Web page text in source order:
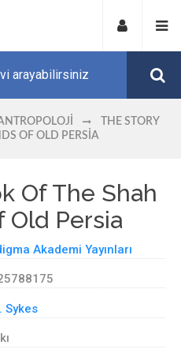
THE STORY
OF OLD PERSIA
Of The Shah
Old Persia
Akademi Yayınları
Sykes